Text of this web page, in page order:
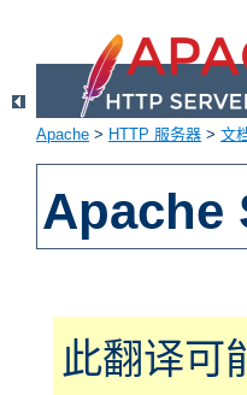
Apache > HTTP 服务器 > 文
Apache
此翻译可